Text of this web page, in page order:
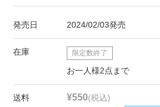
発売日 2024/02/03発売
在庫 限定数終了
お一人様2点まで
送料 ¥550(税込)